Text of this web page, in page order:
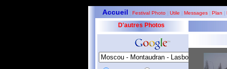
Accueil Festival Photo Utile Messages Plan
D'autres Photos